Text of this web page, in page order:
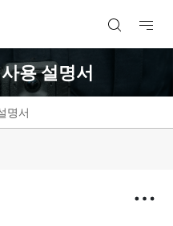
용 설명서
명서